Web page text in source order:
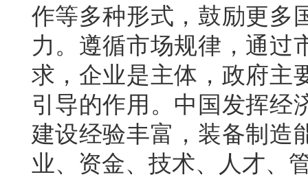
作等多种形式，鼓励更多
力。遵循市场规律，通过
求，企业是主体，政府主
引导的作用。中国发挥经
建设经验丰富，装备制造
业、资金、技术、人才、